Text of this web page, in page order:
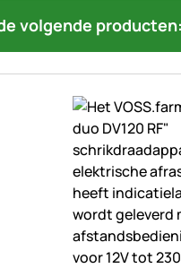
volgende producten: